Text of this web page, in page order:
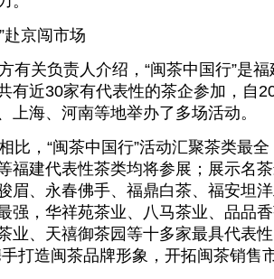
赴京闯市场
有关负责人介绍，“闽茶中国行”是
有近30家有代表性的茶企参加，自
上海、河南等地举办了多场活动。
比，“闽茶中国行”活动汇聚茶类最
福建代表性茶类均将参展；展示名
眉、永春佛手、福鼎白茶、福安坦
强，华祥苑茶业、八马茶业、品品
业、天禧御茶园等十多家最具代表
打造闽茶品牌形象，开拓闽茶销售